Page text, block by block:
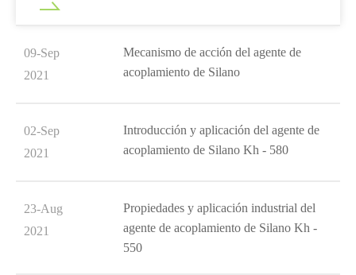
09-Sep
2021
Mecanismo de acción del agente de
acoplamiento de Silano
02-Sep
2021
Introducción y aplicación del agente de
acoplamiento de Silano Kh - 580
23-Aug
2021
Propiedades y aplicación industrial del
agente de acoplamiento de Silano Kh -
550